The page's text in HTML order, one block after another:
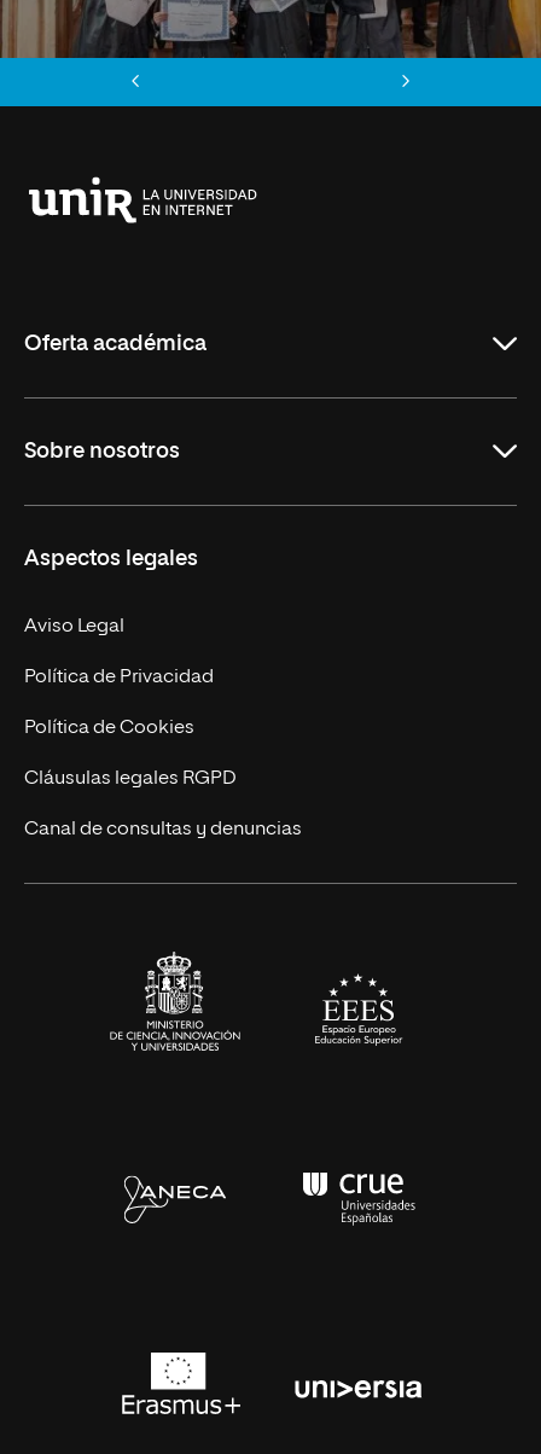
Oferta académica
Másteres Oficiales
Doctorados
Experto Universitario
Postgrados
Cursos Universitarios
Sobre nosotros
Facultades
Nuestro Equipo
Trabaja en UNIR
Actualidad
UNIR Revista
Eventos
Aspectos legales
Aviso Legal
Política de Privacidad
Política de Cookies
Cláusulas legales RGPD
Canal de consultas y denuncias